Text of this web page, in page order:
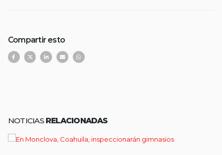
Compartir esto
NOTICIAS RELACIONADAS